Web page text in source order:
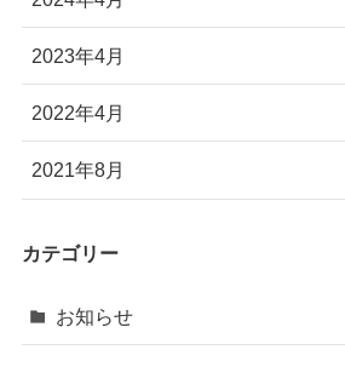
2023年4月
2022年4月
2021年8月
カテゴリー
お知らせ